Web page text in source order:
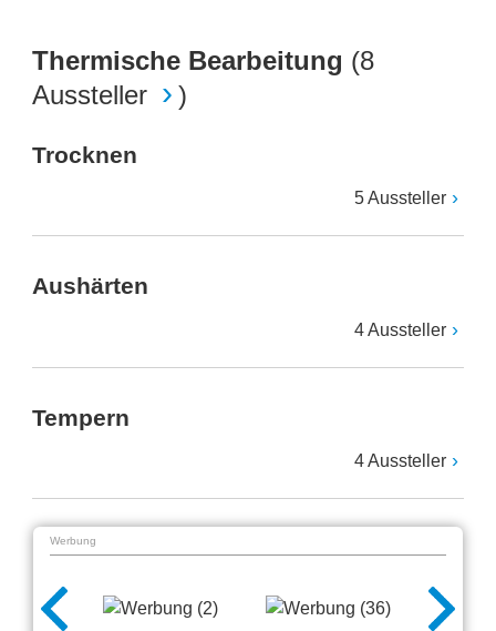
Thermische Bearbeitung (8
Aussteller
)
Trocknen
5 Aussteller
Aushärten
4 Aussteller
Tempern
4 Aussteller
Werbung